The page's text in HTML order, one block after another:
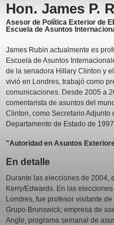
Hon. James P.
Asesor de Política Exterior de
Escuela de Asuntos
James Rubin actualmente es
Escuela de Asuntos
de la senadora Hillary Clinton y
vivió en Londres, trabajó como
comunicaciones. Desde 2005 a
comentarista de asuntos del
Clinton, como Secretario Adjunto
Departamento de Estado de
"Autoridad en Asuntos
En detalle
Durante las elecciones de 2004,
Kerry/Edwards. En las
Londres, fue profesor visitante
Grupo Brunswick; empresa de
Angle, programa semanal de